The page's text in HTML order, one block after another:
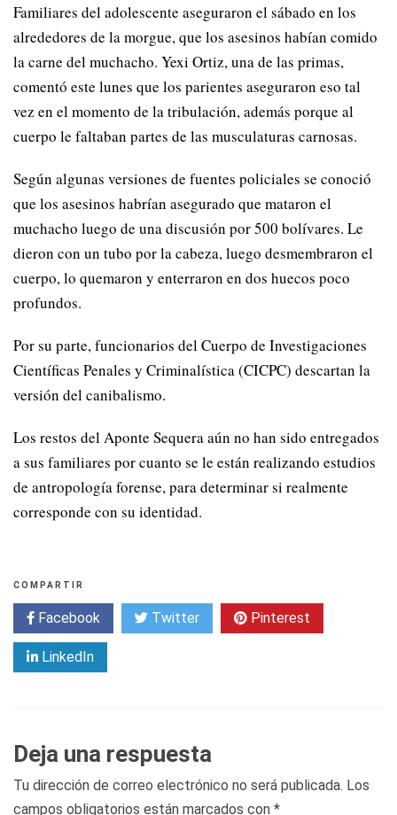
Familiares del adolescente aseguraron el sábado en los
alrededores de la morgue, que los asesinos habían comido
la carne del muchacho. Yexi Ortiz, una de las primas,
comentó este lunes que los parientes aseguraron eso tal
vez en el momento de la tribulación, además porque al
cuerpo le faltaban partes de las musculaturas carnosas.
Según algunas versiones de fuentes policiales se conoció
que los asesinos habrían asegurado que mataron el
muchacho luego de una discusión por 500 bolívares. Le
dieron con un tubo por la cabeza, luego desmembraron el
cuerpo, lo quemaron y enterraron en dos huecos poco
profundos.
Por su parte, funcionarios del Cuerpo de Investigaciones
Científicas Penales y Criminalística (CICPC) descartan la
versión del canibalismo.
Los restos del Aponte Sequera aún no han sido entregados
a sus familiares por cuanto se le están realizando estudios
de antropología forense, para determinar si realmente
corresponde con su identidad.
COMPARTIR
Facebook Twitter Pinterest
LinkedIn
Deja una respuesta
Tu dirección de correo electrónico no será publicada. Los
campos obligatorios están marcados con *